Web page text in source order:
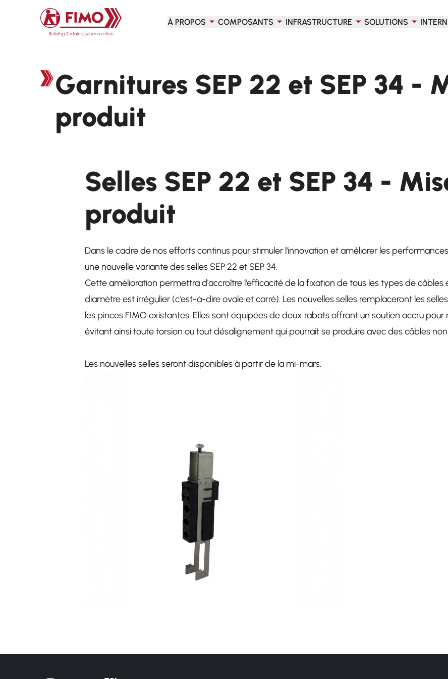
Retour à l'accueil
À PROPOS
COMPOSANTS INFRASTRUCTURE SOLUTIONS
Garnitures SEP 22 et SEP 34 -
produit
Selles SEP 22 et SEP 34 -
produit
Dans le cadre de nos efforts continus pour stimuler l'innovation et améliorer les
une nouvelle variante des selles SEP 22 et SEP 34.
Cette amélioration permettra d'accroître l'efficacité de la fixation de tous les types de câbles
diamètre est irrégulier (c'est-à-dire ovale et carré). Les nouvelles selles remplaceront les
les pinces FIMO existantes. Elles sont équipées de deux rabats offrant un soutien accru
évitant ainsi toute torsion ou tout désalignement qui pourrait se produire avec des câbles
Les nouvelles selles seront disponibles à partir de la mi-mars.